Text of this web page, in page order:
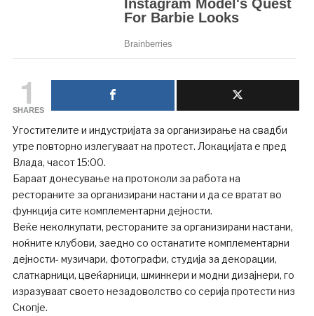
1
SHARES
Угостителите и индустријата за организирање на свадби
утре повторно излегуваат на протест. Локацијата е пред
Влада, часот 15:00.
Бараат донесување на протоколи за работа на
рестораните за организирани настани и да се вратат во
функција сите комплементарни дејности.
Веќе неколкупати, рестораните за организирани настани,
ноќните клубови, заедно со останатите комплементарни
дејности- музичари, фотографи, студија за декорации,
слаткарници, цвеќарници, шминкери и модни дизајнери, го
изразуваат своето незадоволство со серија протести низ
Скопје.